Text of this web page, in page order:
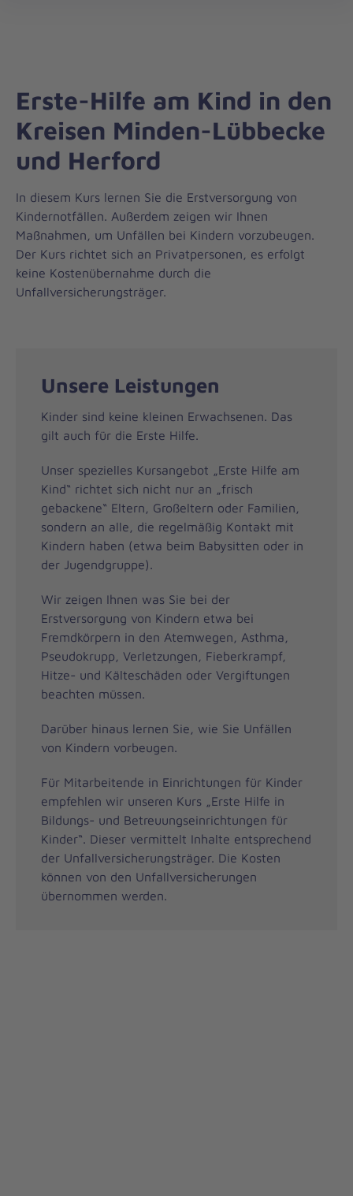
Erste-Hilfe am Kind in den
Kreisen Minden-Lübbecke
und Herford
In diesem Kurs lernen Sie die Erstversorgung von
Kindernotfällen. Außerdem zeigen wir Ihnen
Maßnahmen, um Unfällen bei Kindern vorzubeugen.
Der Kurs richtet sich an Privatpersonen, es erfolgt
keine Kostenübernahme durch die
Unfallversicherungsträger.
Unsere Leistungen
Kinder sind keine kleinen Erwachsenen. Das
gilt auch für die Erste Hilfe.
Unser spezielles Kursangebot „Erste Hilfe am
Kind“ richtet sich nicht nur an „frisch
gebackene“ Eltern, Großeltern oder Familien,
sondern an alle, die regelmäßig Kontakt mit
Kindern haben (etwa beim Babysitten oder in
der Jugendgruppe).
Wir zeigen Ihnen was Sie bei der
Erstversorgung von Kindern etwa bei
Fremdkörpern in den Atemwegen, Asthma,
Pseudokrupp, Verletzungen, Fieberkrampf,
Hitze- und Kälteschäden oder Vergiftungen
beachten müssen.
Darüber hinaus lernen Sie, wie Sie Unfällen
von Kindern vorbeugen.
Für Mitarbeitende in Einrichtungen für Kinder
empfehlen wir unseren Kurs „Erste Hilfe in
Bildungs- und Betreuungseinrichtungen für
Kinder“. Dieser vermittelt Inhalte entsprechend
der Unfallversicherungsträger. Die Kosten
können von den Unfallversicherungen
übernommen werden.